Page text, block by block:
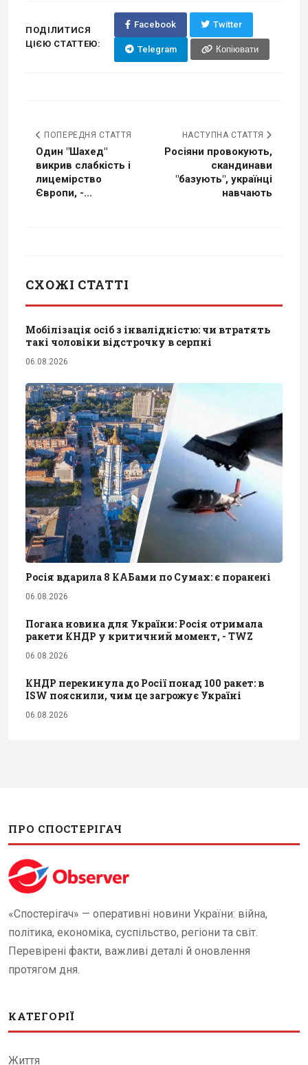
ПОДІЛИТИСЯ
ЦІЄЮ СТАТТЕЮ:
Facebook Twitter
Telegram Копіювати
ПОПЕРЕДНЯ СТАТТЯ
Один "Шахед"
викрив слабкість і
лицемірство
Європи, -...
НАСТУПНА СТАТТЯ
Росіяни провокують,
скандинави
"базують", українці
навчають
СХОЖІ СТАТТІ
Мобілізація осіб з інвалідністю: чи втратять
такі чоловіки відстрочку в серпні
06.08.2026
Росія вдарила 8 КАБами по Сумах: є поранені
06.08.2026
Погана новина для України: Росія отримала
ракети КНДР у критичний момент, - TWZ
06.08.2026
КНДР перекинула до Росії понад 100 ракет: в
ISW пояснили, чим це загрожує Україні
06.08.2026
ПРО СПОСТЕРІГАЧ
«Спостерігач» — оперативні новини України: війна,
політика, економіка, суспільство, регіони та світ.
Перевірені факти, важливі деталі й оновлення
протягом дня.
КАТЕГОРІЇ
Життя